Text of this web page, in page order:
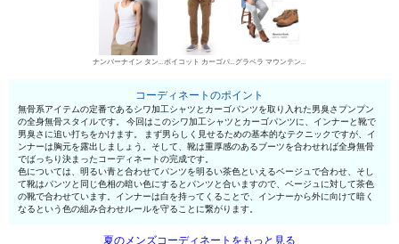
ナンバーナイン タンクトップ ボイコット カーゴパンツ グラベラ マウンテンブーツ
コーディネートのポイント
無骨系アイテムの定番であるシワ加工シャツとカーゴパンツを取り入れた男臭さプンプン
の全身無骨スタイルです。 今回はこのシワ加工シャツとカーゴパンツに、インナーと靴で
男臭さに追い打ちをかけます。 まず男らしく見せるための基本的なテクニックですが、イ
ンナーは胸元を露出しましょう。そして、靴は重厚感のあるブーツを合わせれば全身無骨
でばっちり決まったコーディネートの完成です。
色については、明るい青と合わせてパンツを明るい茶色といえるベージュで合わせ、そし
て靴はパンツと同じ色相の暗い色にするとパンツと合いますので、ベージュに対して茶色
の靴で合わせています。インナーは白を持ってくることで、インナーから外に向けて暗く
なるという色の組み合わせルールを守ることに繋がります。
夏のメンズコーディネートをもっと見る